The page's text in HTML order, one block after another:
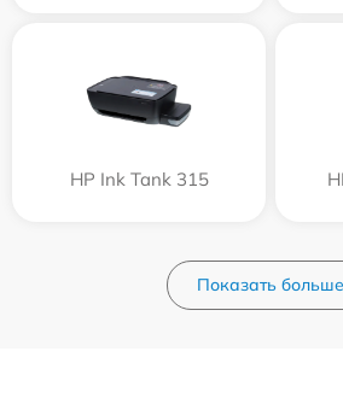
HP Ink Tank 315
Показать больше